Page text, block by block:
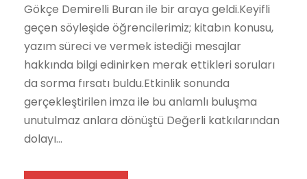
Gökçe Demirelli Buran ile bir araya geldi.Keyifli
geçen söyleşide öğrencilerimiz; kitabın konusu,
yazım süreci ve vermek istediği mesajlar
hakkında bilgi edinirken merak ettikleri soruları
da sorma fırsatı buldu.Etkinlik sonunda
gerçekleştirilen imza ile bu anlamlı buluşma
unutulmaz anlara dönüştü Değerli katkılarından
dolayı...